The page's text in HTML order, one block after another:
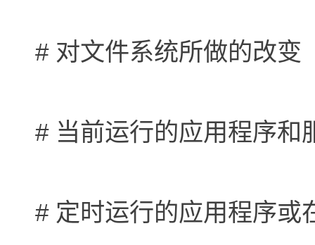
# 对文件系统所做的改变
# 当前运行的应用程序和
# 定时运行的应用程序或